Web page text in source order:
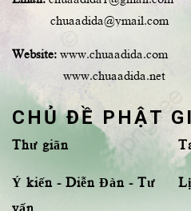
chuaadida@ymail.com
Website: www.chuaadida.com
www.chuaadida.net
CHỦ ĐỀ PHẬT
Thư giãn
Ý kiến - Diễn Đàn - Tư